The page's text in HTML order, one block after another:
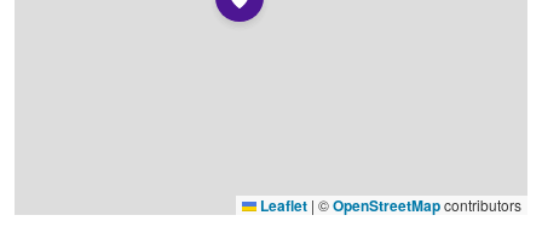
Leaflet | ©OpenStreetMapcontributors